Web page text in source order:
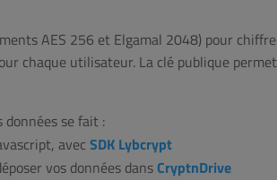
AES 256 et Elgamal 2048) pour
chaque utilisateur. La clé publique
se fait :
avecSDK Lybcrypt
vos données dansCryptnDrive